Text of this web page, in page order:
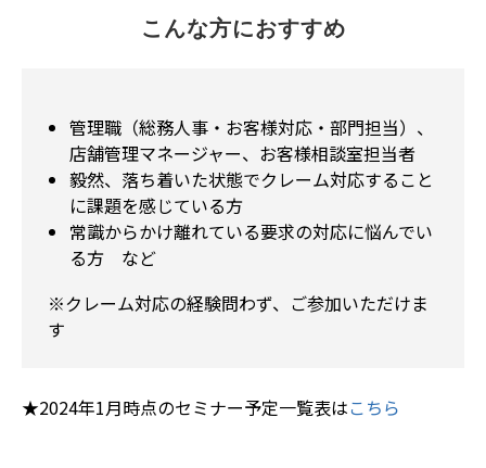
こんな方におすすめ
管理職（総務人事・お客様対応・部門担当）、
店舗管理マネージャー、お客様相談室担当者
毅然、落ち着いた状態でクレーム対応すること
に課題を感じている方
常識からかけ離れている要求の対応に悩んでい
る方 など
※クレーム対応の経験問わず、ご参加いただけま
す
★2024年1月時点のセミナー予定一覧表はこちら